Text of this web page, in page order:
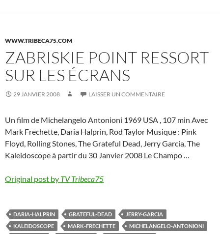
WWW.TRIBECA75.COM
ZABRISKIE POINT RESSORT
SUR LES ÉCRANS
29 JANVIER 2008 LAISSER UN COMMENTAIRE
Un film de Michelangelo Antonioni 1969 USA , 107 min Avec
Mark Frechette, Daria Halprin, Rod Taylor Musique : Pink
Floyd, Rolling Stones, The Grateful Dead, Jerry Garcia, The
Kaleidoscope à partir du 30 Janvier 2008 Le Champo …
Original post by TV Tribeca75
DARIA-HALPRIN GRATEFUL-DEAD
JERRY-GARCIA
KALEIDOSCOPE
MARK-FRECHETTE
MICHELANGELO-ANTONIONI